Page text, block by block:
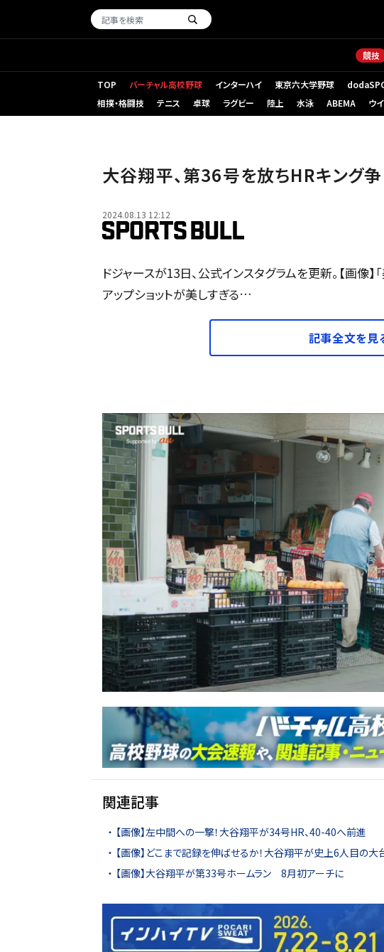
競技
TOP バーチャル高校野球 インターハイ 東京六大学野球 （新しい
相撲・格闘技
テニス 卓球 ラグビー 陸上 水泳 ABEMA ウ
大谷翔平、第36号を放ちHRキング争
2024.08.13 12:12
ドジャースが13日、公式インスタグラムを更新。【画像
アップショットが美しすぎる…
記事全文を見
関連記事
【画像】左中間への一撃！大谷翔平が34号HR、40-40へ前進
【画像】どこまで記録を伸ばせるか！大谷翔平が史上6人目の大
【画像】大谷翔平が第33号ホームラン 8月初アーチに